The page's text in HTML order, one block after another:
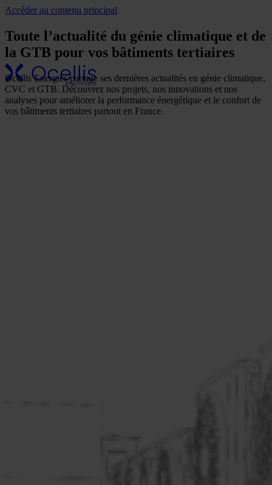
Accéder au contenu principal
d'activité
Notre
entreprise
Une présence
nationale
Nos références
Toute l’actualité du génie climatique et de
la GTB pour vos bâtiments tertiaires
Ocellis Energies partage ses dernières actualités en génie climatique,
CVC et GTB. Découvrez nos projets, nos innovations et nos
analyses pour améliorer la performance énergétique et le confort de
vos bâtiments tertiaires partout en France.